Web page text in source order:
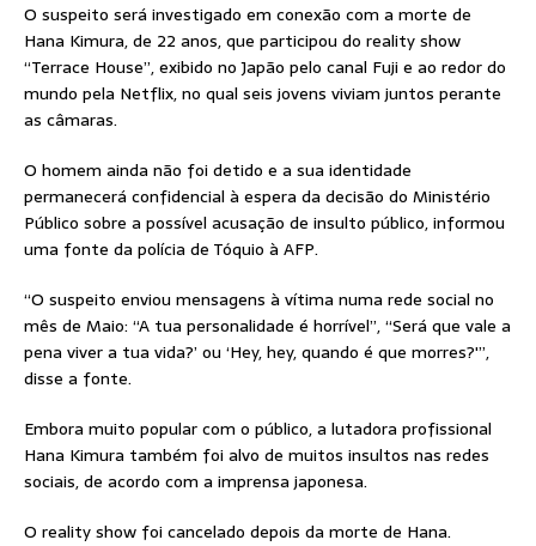
O suspeito será investigado em conexão com a morte de
Hana Kimura, de 22 anos, que participou do reality show
“Terrace House”, exibido no Japão pelo canal Fuji e ao redor do
mundo pela Netflix, no qual seis jovens viviam juntos perante
as câmaras.
O homem ainda não foi detido e a sua identidade
permanecerá confidencial à espera da decisão do Ministério
Público sobre a possível acusação de insulto público, informou
uma fonte da polícia de Tóquio à AFP.
“O suspeito enviou mensagens à vítima numa rede social no
mês de Maio: “A tua personalidade é horrível”, “Será que vale a
pena viver a tua vida?’ ou ‘Hey, hey, quando é que morres?'”,
disse a fonte.
Embora muito popular com o público, a lutadora profissional
Hana Kimura também foi alvo de muitos insultos nas redes
sociais, de acordo com a imprensa japonesa.
O reality show foi cancelado depois da morte de Hana.